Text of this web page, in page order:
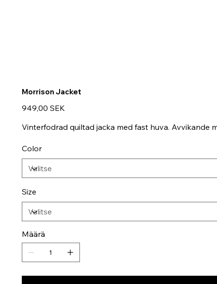
Morrison Jacket
Hinta
949,00 SEK
Vinterfodrad quiltad jacka med fast huva. Avvikande
Color
Size
Määrä